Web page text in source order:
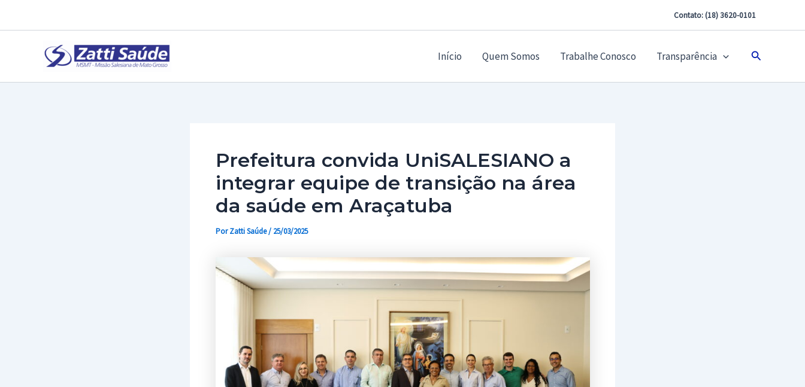
Contato: (18) 3620-0101
Início Quem Somos Trabalhe Conosco Transparência Pesquisar
Prefeitura convida UniSALESIANO a
integrar equipe de transição na área
da saúde em Araçatuba
PorZatti Saúde/ 25/03/2025